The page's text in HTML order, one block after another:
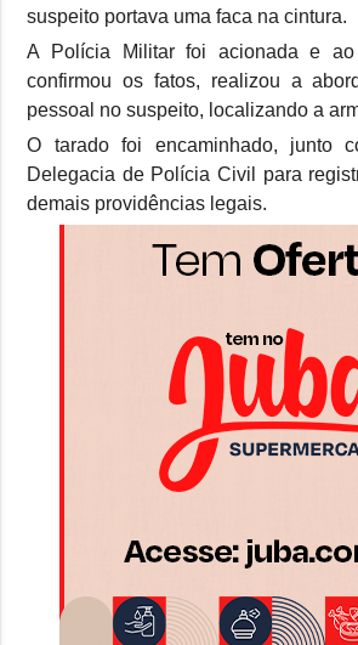
suspeito portava uma faca na cintura.
A Polícia Militar foi acionada e
confirmou os fatos, realizou a
pessoal no suspeito, localizando a
O tarado foi encaminhado, junto
Delegacia de Polícia Civil para
demais providências legais.